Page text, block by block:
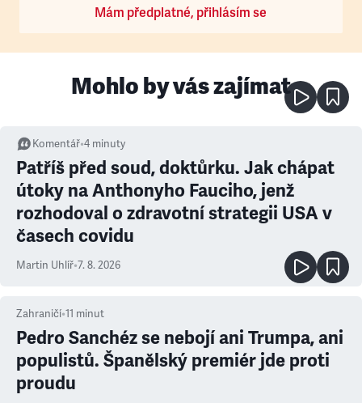
Mám předplatné, přihlásím se
Mohlo by vás zajímat
Komentář•4 minuty
Patříš před soud, doktůrku. Jak chápat
útoky na Anthonyho Fauciho, jenž
rozhodoval o zdravotní strategii USA v
časech covidu
Martin Uhlíř•7. 8. 2026
Zahraničí•11 minut
Pedro Sanchéz se nebojí ani Trumpa, ani
populistů. Španělský premiér jde proti
proudu